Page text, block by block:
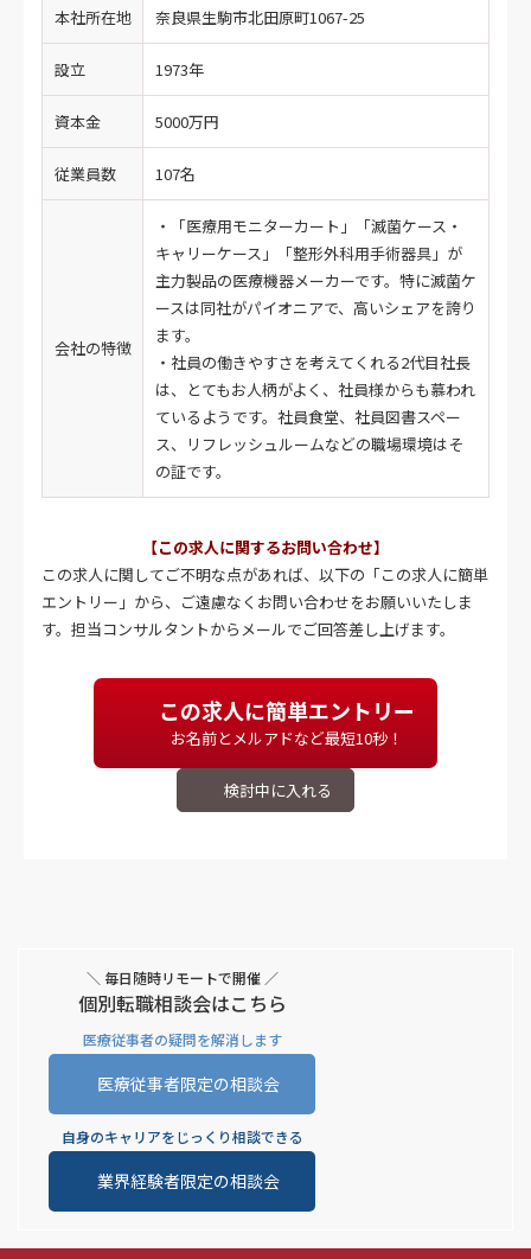
本社所在地 奈良県生駒市北田原町1067-25
設立 1973年
資本金 5000万円
従業員数 107名
会社の特徴
・「医療用モニターカート」「滅菌ケース・
キャリーケース」「整形外科用手術器具」が
主力製品の医療機器メーカーです。特に滅菌ケ
ースは同社がパイオニアで、高いシェアを誇り
ます。
・社員の働きやすさを考えてくれる2代目社長
は、とてもお人柄がよく、社員様からも慕われ
ているようです。社員食堂、社員図書スペー
ス、リフレッシュルームなどの職場環境はそ
の証です。
【この求人に関するお問い合わせ】
この求人に関してご不明な点があれば、以下の「この求人に簡単
エントリー」から、ご遠慮なくお問い合わせをお願いいたしま
す。担当コンサルタントからメールでご回答差し上げます。
この求人に簡単エントリー
お名前とメルアドなど最短10秒！
＼ 毎日随時リモートで開催 ／
個別転職相談会はこちら
医療従事者の疑問を解消します
医療従事者限定の相談会
自身のキャリアをじっくり相談できる
業界経験者限定の相談会